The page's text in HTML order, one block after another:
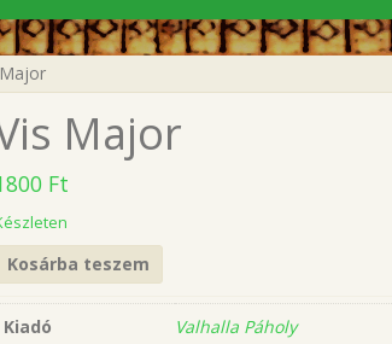
Major
Ft
Kosárba teszem
Kiadó
Valhalla Páholy